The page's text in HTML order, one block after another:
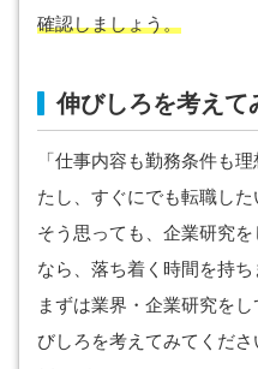
確認しましょう。
伸びしろを考えて
「仕事内容も勤務条件も
たし、すぐにでも転職した
そう思っても、企業研究
なら、落ち着く時間を持ち
まずは業界・企業研究を
びしろを考えてみてくださ